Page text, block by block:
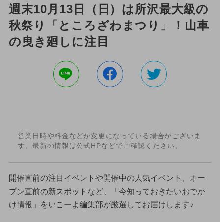
週末10月13日（日）は所沢最大級の
秋祭り「ところざわまつり」！山車
の曳き廻しに注目
営業日時や料金などが変更になっている場合がございま
す。最新の情報は公式HPなどでご確認ください。
開催直前の注目イベントや開催中の人気イベント、オー
プン直前の新スポットなど、「今知っておきたいおでか
け情報」をいこーよ編集部が厳選してお届けします♪